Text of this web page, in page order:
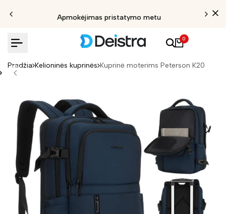
Apmokėjimas pristatymo metu
0
Pradžia Kelioninės kuprinės Kuprinė moterims Peterson K20